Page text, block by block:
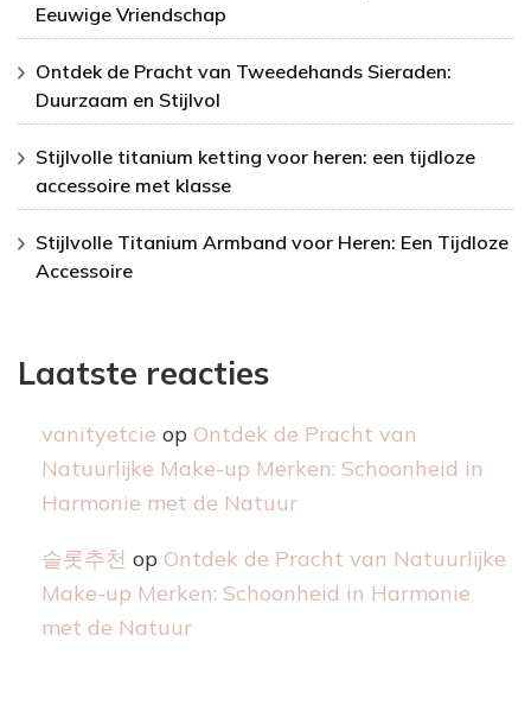
Eeuwige Vriendschap
Ontdek de Pracht van Tweedehands Sieraden:
Duurzaam en Stijlvol
Stijlvolle titanium ketting voor heren: een tijdloze
accessoire met klasse
Stijlvolle Titanium Armband voor Heren: Een Tijdloze
Accessoire
Laatste reacties
vanityetcie op Ontdek de Pracht van
Natuurlijke Make-up Merken: Schoonheid in
Harmonie met de Natuur
슬롯추천 op Ontdek de Pracht van Natuurlijke
Make-up Merken: Schoonheid in Harmonie
met de Natuur